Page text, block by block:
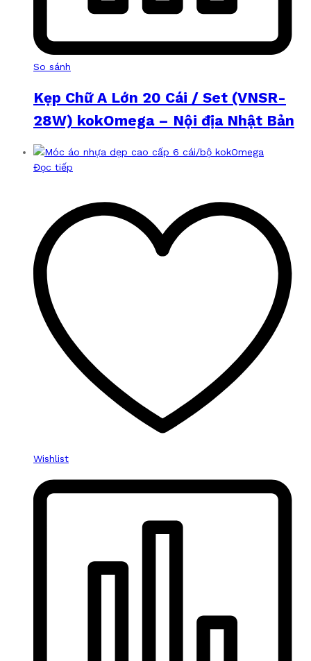
So sánh
Kẹp Chữ A Lớn 20 Cái / Set (VNSR-
28W) kokOmega – Nội địa Nhật Bản
Đọc tiếp
Wishlist